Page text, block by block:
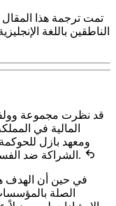
تمت ترجمة هذا المقال
الناطقين باللغة
قد نظرت مجموعة
ومعهد بازل
الشراكة ضد الفساد التابعة للمنتدى الاقتصادي العالمي.
في حين أن الهدف
الصلة بالمؤسسات